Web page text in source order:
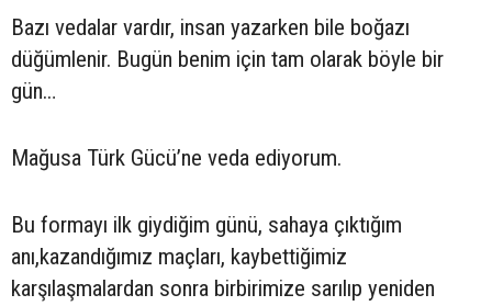
Bazı vedalar vardır, insan yazarken bile boğazı
düğümlenir. Bugün benim için tam olarak böyle bir
gün…
Mağusa Türk Gücü’ne veda ediyorum.
Bu formayı ilk giydiğim günü, sahaya çıktığım
anı,kazandığımız maçları, kaybettiğimiz
karşılaşmalardan sonra birbirimize sarılıp yeniden